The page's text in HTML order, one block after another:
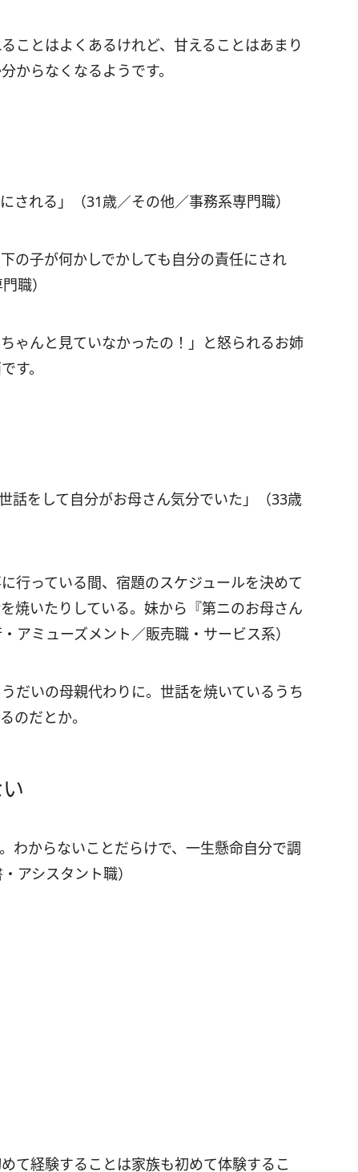
ことはよくあるけれど、甘えることはあまり
からなくなるようです。
される」（31歳／その他／事務系専門職）
の子が何かしでかしても自分の責任にされ
職）
ゃんと見ていなかったの！」と怒られるお姉
す。
話をして自分がお母さん気分でいた」（33歳
行っている間、宿題のスケジュールを決めて
焼いたりしている。妹から『第ニのお母さん
アミューズメント／販売職・サービス系）
だいの母親代わりに。世話を焼いているうち
のだとか。
わからないことだらけで、一生懸命自分で調
アシスタント職）
て経験することは家族も初めて体験するこ